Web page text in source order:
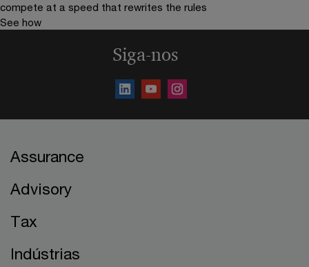
compete at a speed that rewrites the rules
See how
Siga-nos
Assurance
Advisory
Tax
Indústrias